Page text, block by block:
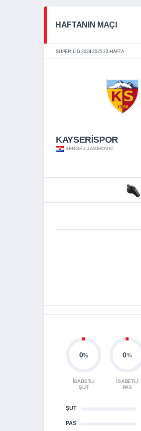
HAFTANIN MAÇI
SÜPER LIG 2024-2025 22.HAFTA
KAYSERİSPOR
SERGEJ JAKIROVIC
0%
İSABETLI
ŞUT
0%
İSABETLI
PAS
ŞUT
PAS